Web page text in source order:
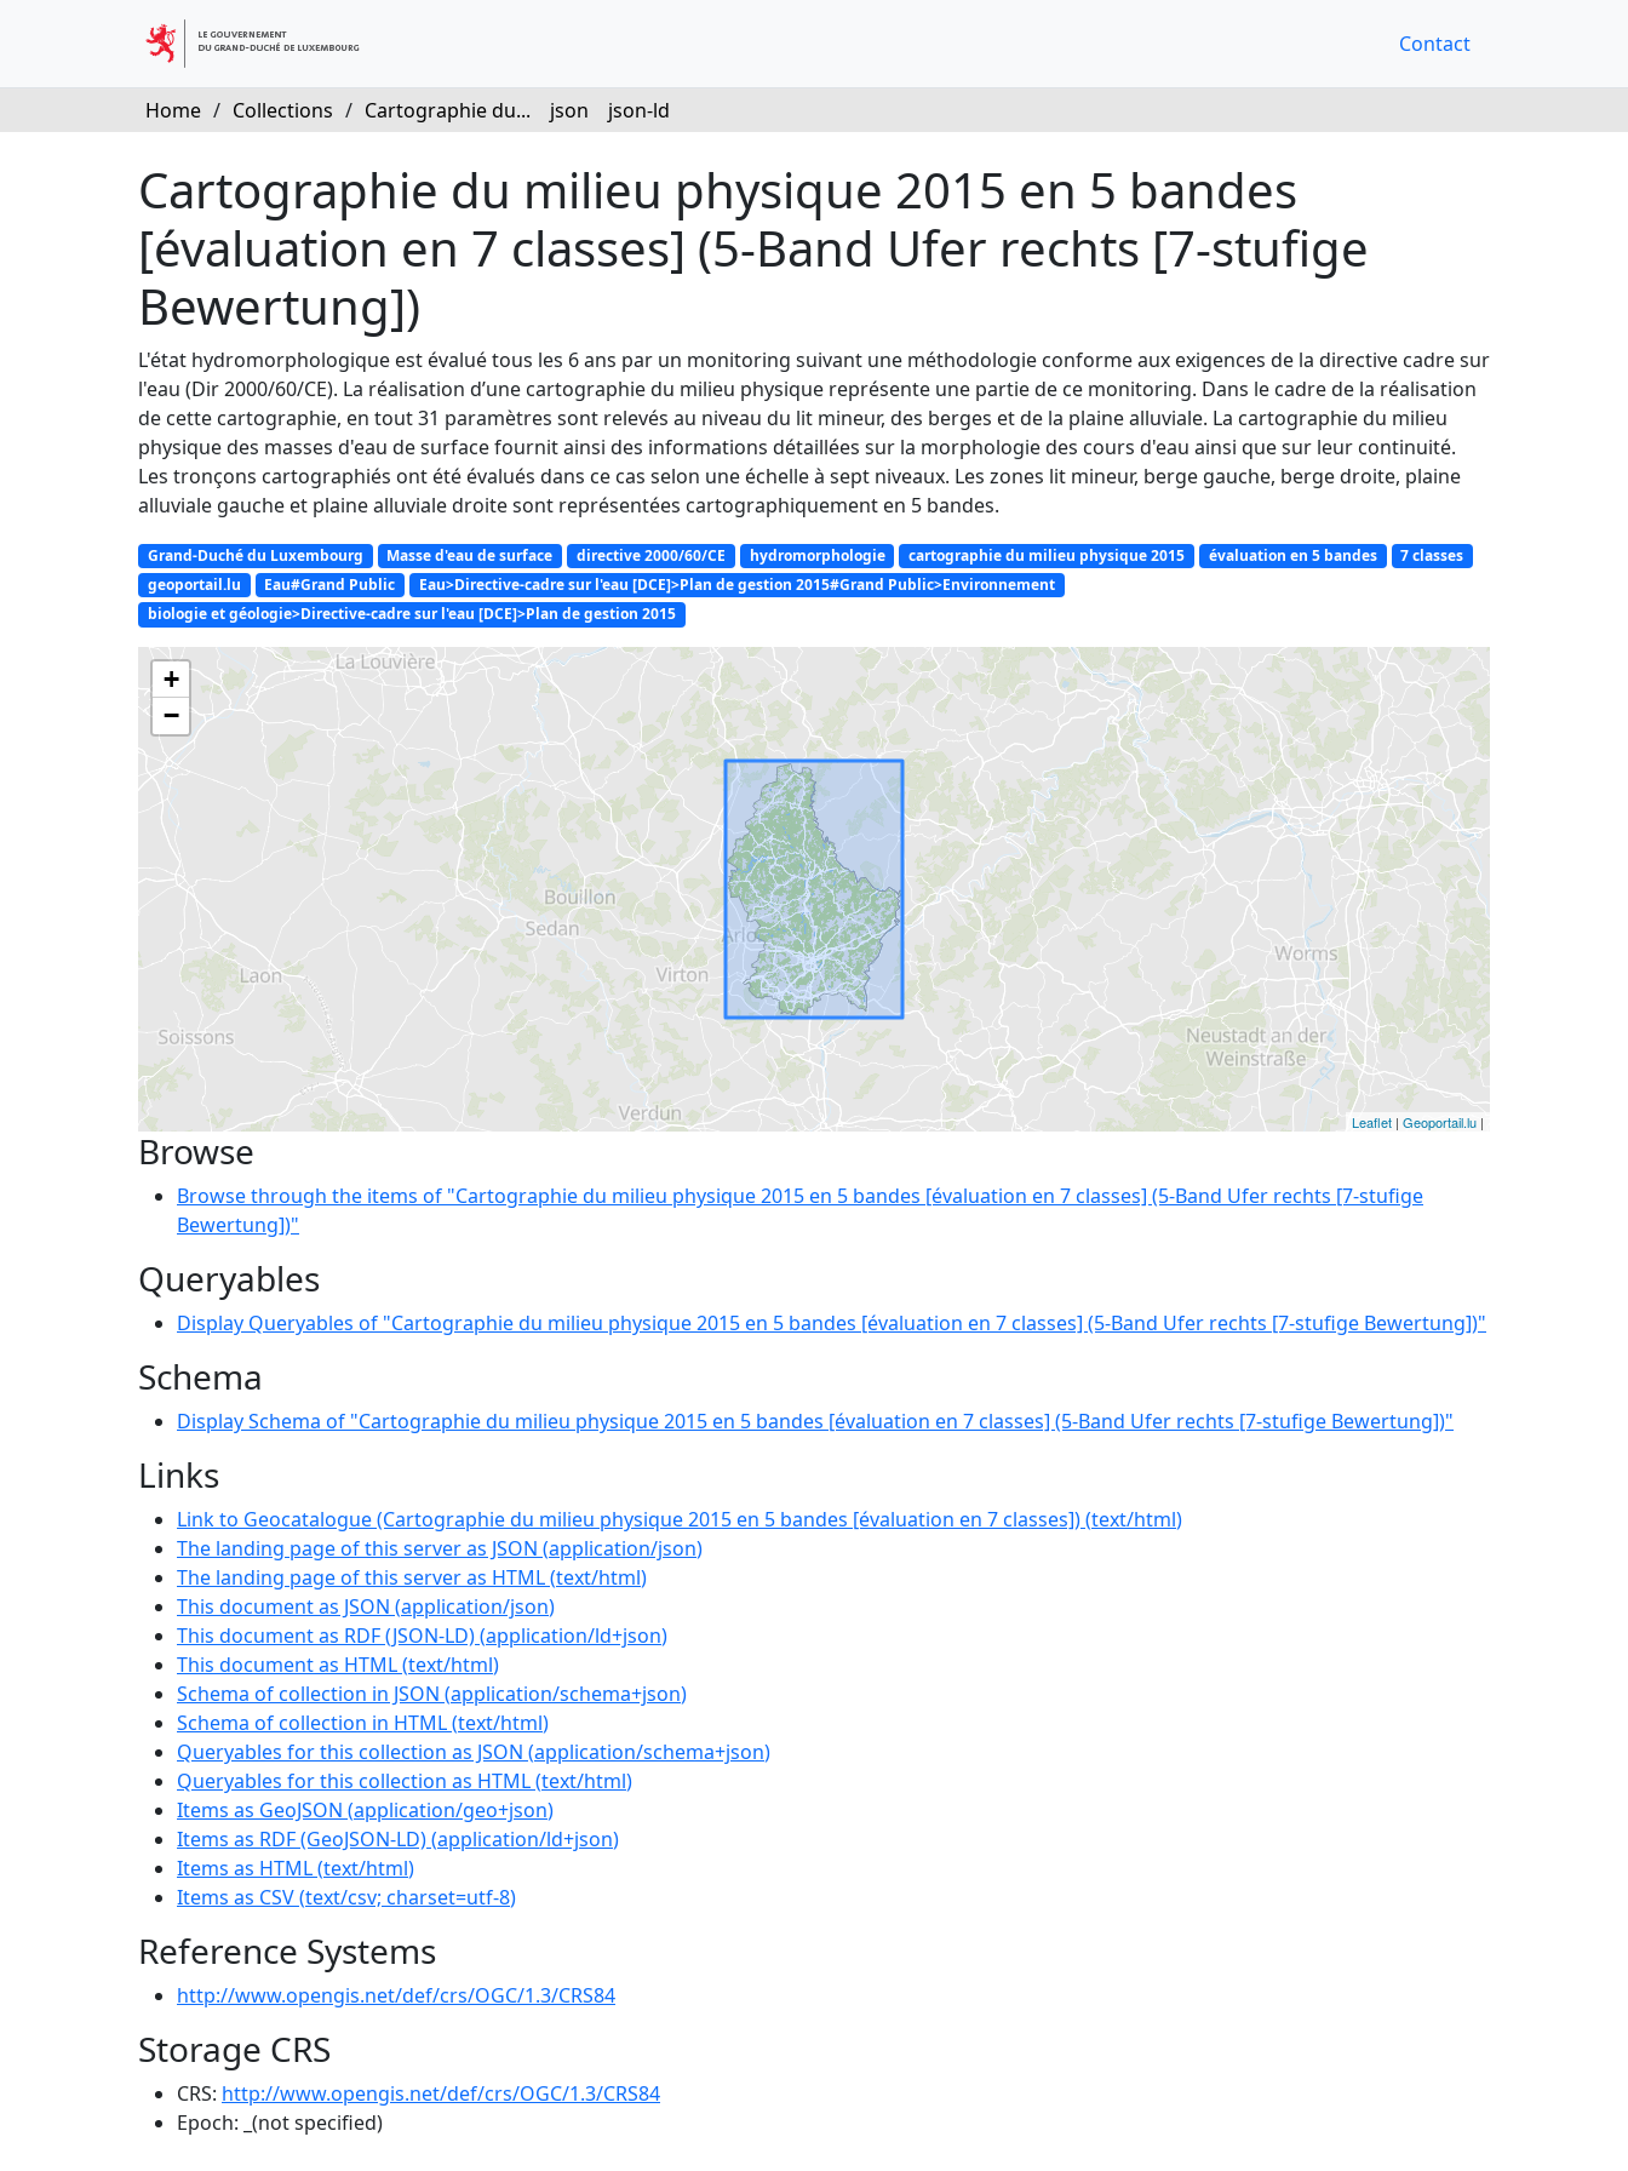
Contact
Home / Collections / Cartographie du... json json-ld
Cartographie du milieu physique 2015 en 5 bandes
[évaluation en 7 classes] (5-Band Ufer rechts [7-stufige
Bewertung])
L'état hydromorphologique est évalué tous les 6 ans par un monitoring suivant une méthodologie conforme aux exigences de la directive cadre sur
l'eau (Dir 2000/60/CE). La réalisation d’une cartographie du milieu physique représente une partie de ce monitoring. Dans le cadre de la réalisation
de cette cartographie, en tout 31 paramètres sont relevés au niveau du lit mineur, des berges et de la plaine alluviale. La cartographie du milieu
physique des masses d'eau de surface fournit ainsi des informations détaillées sur la morphologie des cours d'eau ainsi que sur leur continuité.
Les tronçons cartographiés ont été évalués dans ce cas selon une échelle à sept niveaux. Les zones lit mineur, berge gauche, berge droite, plaine
alluviale gauche et plaine alluviale droite sont représentées cartographiquement en 5 bandes.
Grand-Duché du Luxembourg Masse d'eau de surface directive 2000/60/CE hydromorphologie cartographie du milieu physique 2015 évaluation en 5 bandes
7 classes
geoportail.lu
Eau#Grand Public
Eau>Directive-cadre sur l'eau [DCE]>Plan de gestion 2015#Grand Public>Environnement
biologie et géologie>Directive-cadre sur l'eau [DCE]>Plan de gestion 2015
+
−
Leaflet | Geoportail.lu |
Browse
Browse through the items of "Cartographie du milieu physique 2015 en 5 bandes [évaluation en 7 classes] (5-Band Ufer rechts [7-stufige
Bewertung])"
Queryables
Display Queryables of "Cartographie du milieu physique 2015 en 5 bandes [évaluation en 7 classes] (5-Band Ufer rechts [7-stufige Bewertung])"
Schema
Display Schema of "Cartographie du milieu physique 2015 en 5 bandes [évaluation en 7 classes] (5-Band Ufer rechts [7-stufige Bewertung])"
Links
Link to Geocatalogue (Cartographie du milieu physique 2015 en 5 bandes [évaluation en 7 classes])(text/html)
The landing page of this server as JSON (application/json)
The landing page of this server as HTML(text/html)
This document as JSON (application/json)
This document as RDF (JSON-LD)(application/ld+json)
This document as HTML(text/html)
Schema of collection in JSON (application/schema+json)
Schema of collection in HTML(text/html)
Queryables for this collection as JSON (application/schema+json)
Queryables for this collection as HTML(text/html)
Items as GeoJSON (application/geo+json)
Items as RDF (GeoJSON-LD)(application/ld+json)
Items as HTML(text/html)
Items as CSV(text/csv; charset=utf-8)
Reference Systems
http://www.opengis.net/def/crs/OGC/1.3/CRS84
Storage CRS
CRS: http://www.opengis.net/def/crs/OGC/1.3/CRS84
Epoch: _(not specified)